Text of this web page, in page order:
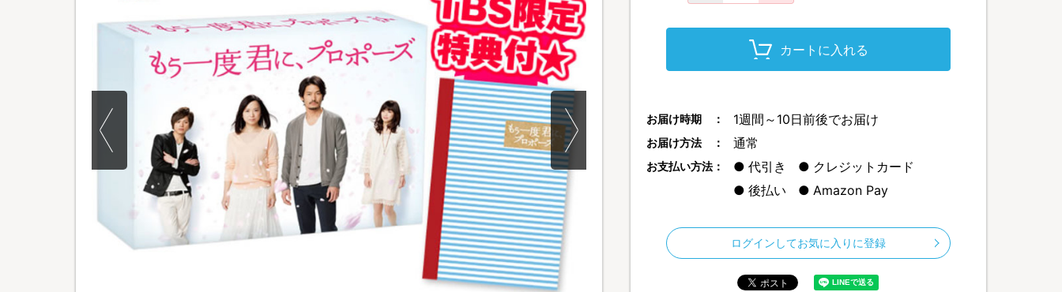
カートに入れる
お届け時期 ： 1週間～10日前後でお届け
お届け方法 ： 通常
お支払い方法： 代引き
クレジットカード
後払い
Amazon Pay
ログインしてお気に入りに登録